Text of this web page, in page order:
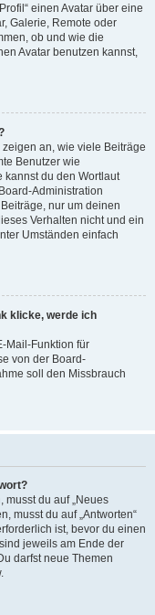
einen Avatar über eine
Galerie, Remote oder
ob und wie die
Avatar benutzen kannst,
an, wie viele Beiträge
Benutzer wie
kannst du den Wortlaut
Administration
nur um deinen
Verhalten nicht und ein
Umständen einfach
klicke, werde ich
Mail-Funktion für
von der Board-
soll den Missbrauch
musst du auf „Neues
musst du auf „Antworten“
ist, bevor du einen
jeweils am Ende der
darfst neue Themen